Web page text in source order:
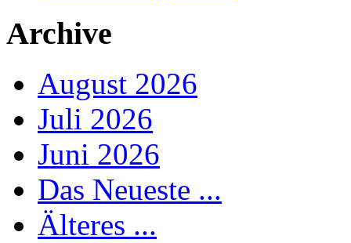
Archive
August 2026
Juli 2026
Juni 2026
Das Neueste ...
Älteres ...